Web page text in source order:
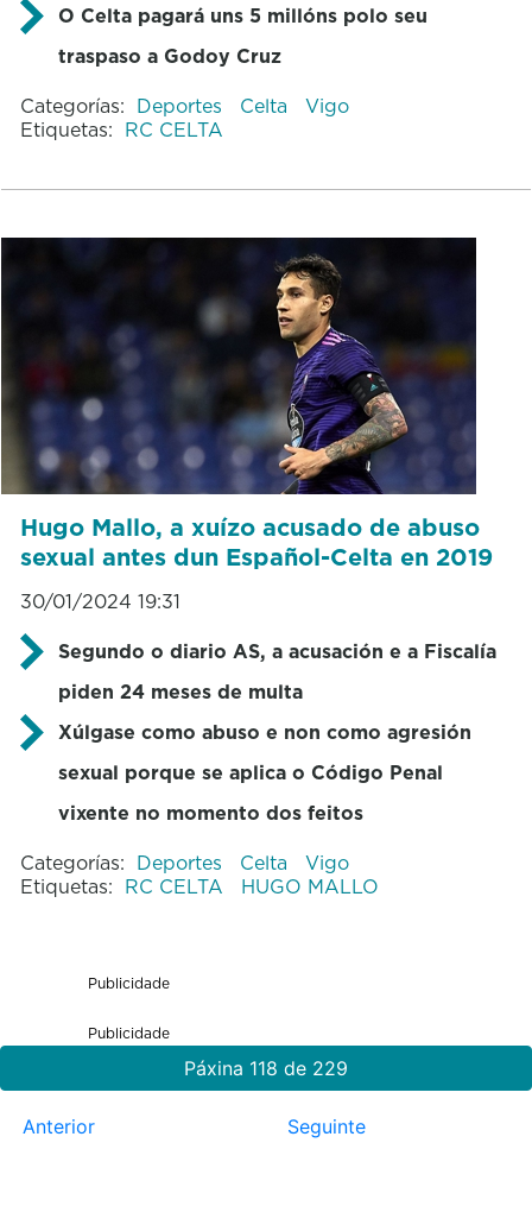
O Celta pagará uns 5 millóns polo seu
traspaso a Godoy Cruz
Categorías: Deportes Celta
Vigo
Etiquetas: RC CELTA
Hugo Mallo, a xuízo acusado de abuso
sexual antes dun Español-Celta en 2019
30/01/2024 19:31
Segundo o diario AS, a acusación e a Fiscalía
piden 24 meses de multa
Xúlgase como abuso e non como agresión
sexual porque se aplica o Código Penal
vixente no momento dos feitos
Categorías: Deportes Celta
Vigo
Etiquetas: RC CELTA HUGO MALLO
Publicidade
Publicidade
Páxina 118 de 229
Anterior Seguinte